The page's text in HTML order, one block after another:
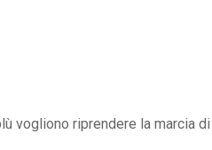
vogliono riprendere la marcia